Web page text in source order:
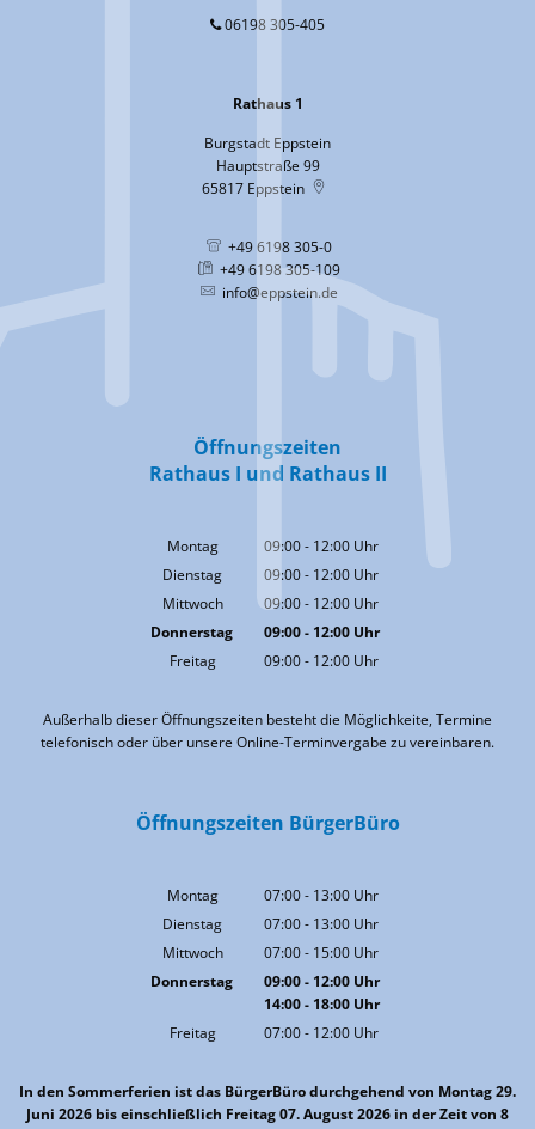
06198 305-405
Rathaus 1
Burgstadt Eppstein
Hauptstraße 99
65817 Eppstein
+49 6198 305-0
+49 6198 305-109
info@eppstein.de
Öffnungszeiten
Rathaus I und Rathaus II
Montag 09:00- 12:00 Uhr
Von 09:00 bis 12:00 Uhr
Dienstag 09:00- 12:00 Uhr
Von 09:00 bis 12:00 Uhr
Mittwoch 09:00- 12:00 Uhr
Von 09:00 bis 12:00 Uhr
Donnerstag 09:00- 12:00Uhr
Von 09:00 bis 12:00 Uhr
Freitag 09:00- 12:00 Uhr
Außerhalb dieser Öffnungszeiten besteht die Möglichkeite, Termine
telefonisch oder über unsere Online-Terminvergabe zu vereinbaren.
Öffnungszeiten BürgerBüro
Montag 07:00- 13:00 Uhr
Von 07:00 bis 13:00 Uhr
Dienstag 07:00- 13:00 Uhr
Von 07:00 bis 13:00 Uhr
Mittwoch 07:00- 15:00 Uhr
Von 07:00 bis 15:00 Uhr
Donnerstag 09:00- 12:00Uhr
Von 09:00 bis 12:00 Uhr
14:00- 18:00Uhr
Von 14:00 bis 18:00 Uhr
Freitag 07:00- 12:00 Uhr
In den Sommerferien ist das BürgerBüro durchgehend von Montag 29.
Juni 2026 bis einschließlich Freitag 07. August 2026 in der Zeit von 8